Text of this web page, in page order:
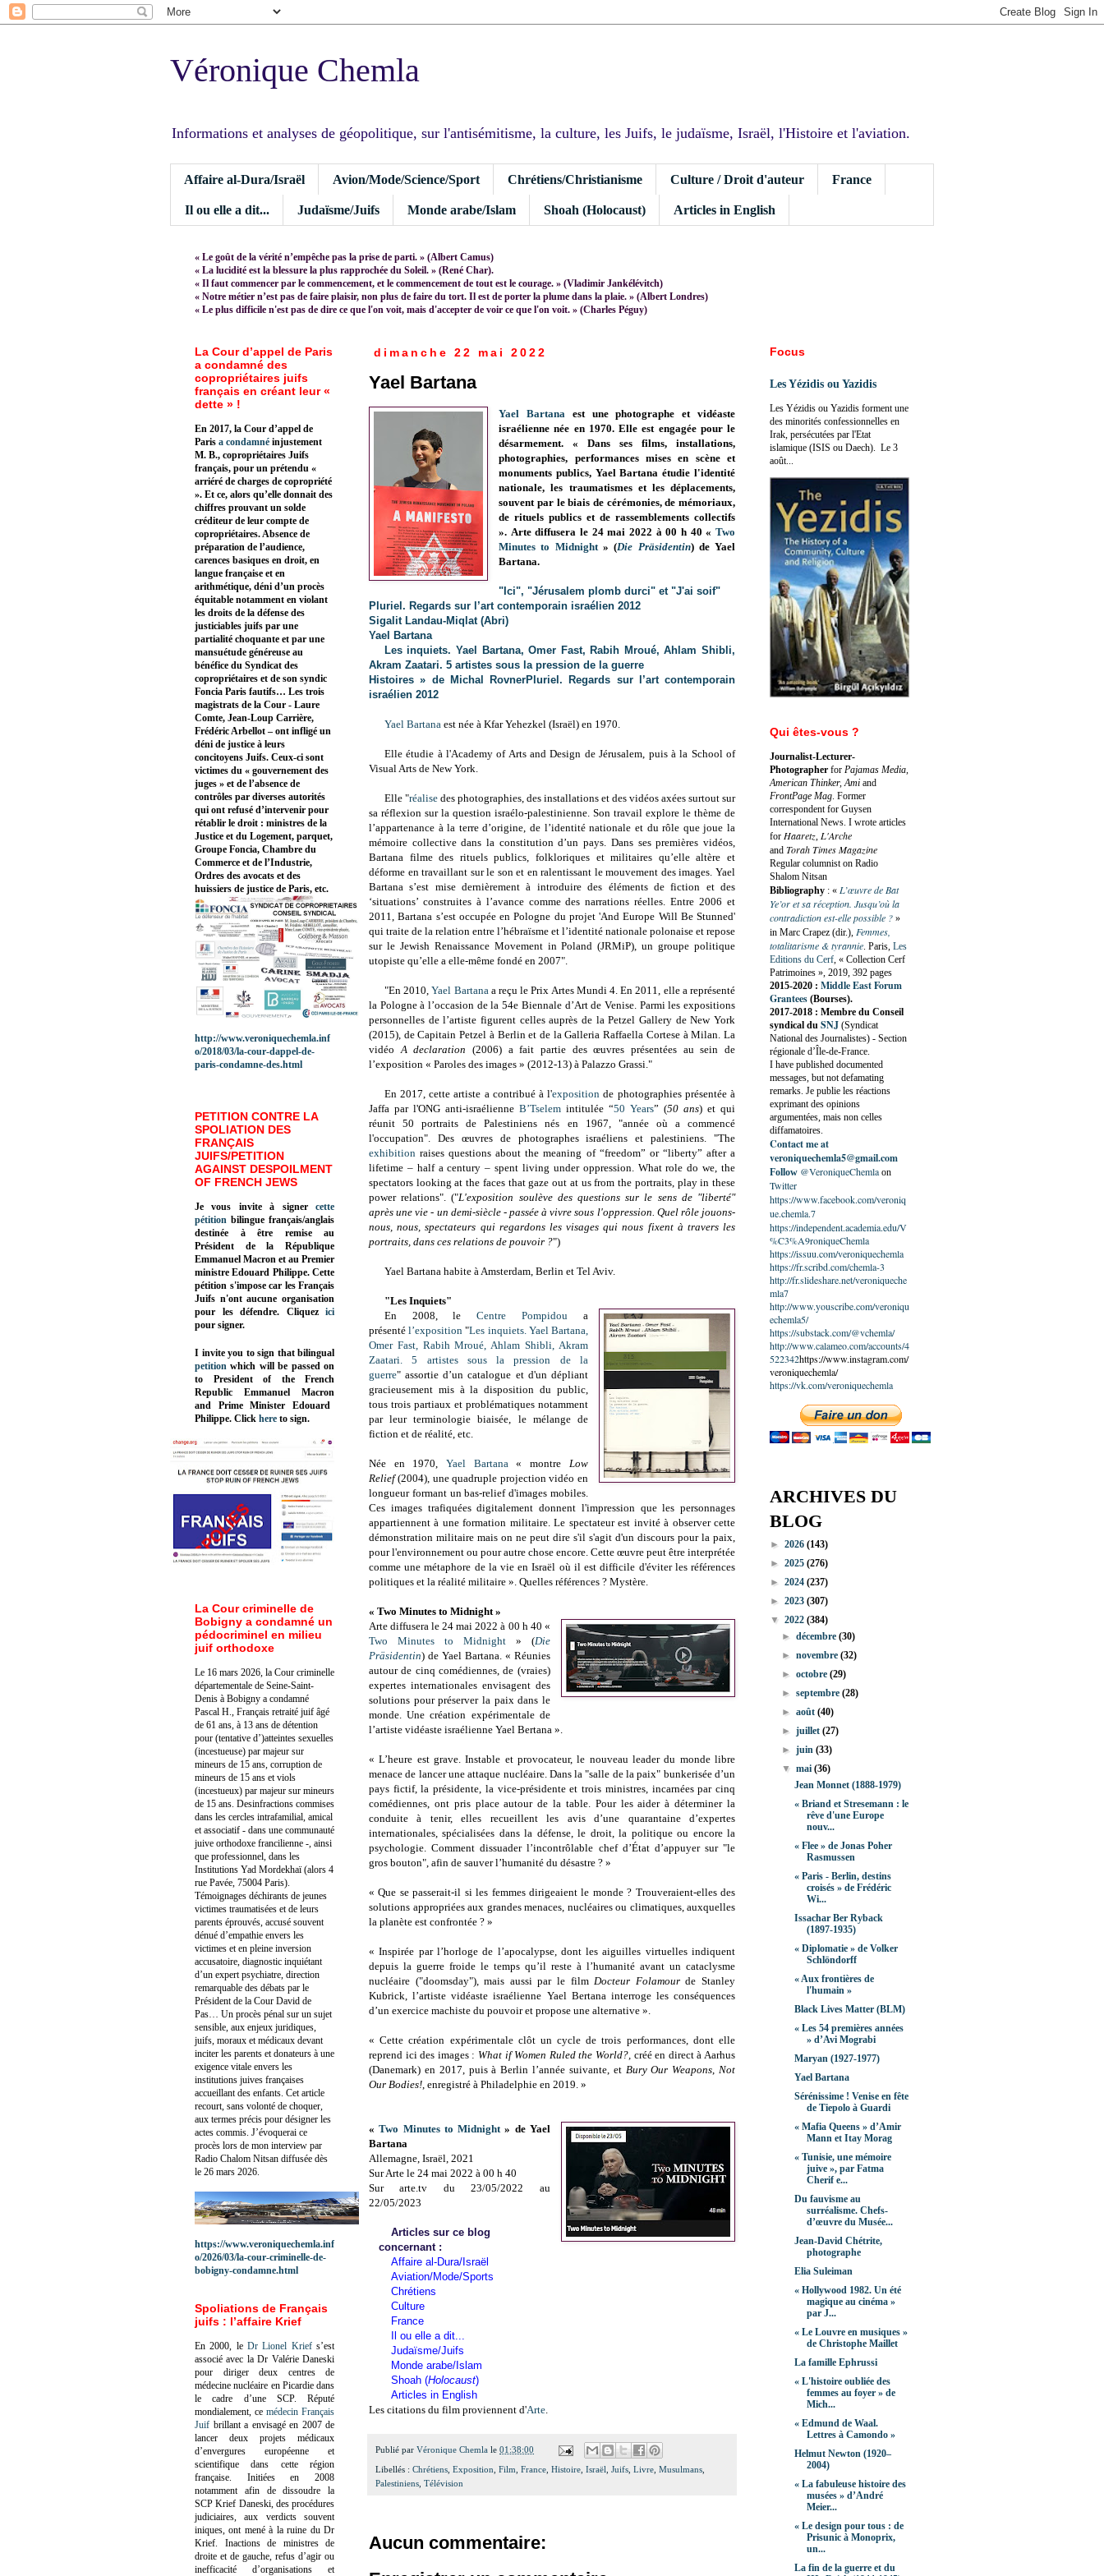
Véronique Chemla
Informations et analyses de géopolitique, sur l'antisémitisme, la culture, les Juifs, le judaïsme, Israël, l'Histoire et l'aviation.
Affaire al-Dura/Israël Avion/Mode/Science/Sport Chrétiens/Christianisme Culture / Droit d'auteur France
Il ou elle a dit... Judaïsme/Juifs Monde arabe/Islam Shoah (Holocaust) Articles in English
« Le goût de la vérité n’empêche pas la prise de parti. » (Albert Camus)
« La lucidité est la blessure la plus rapprochée du Soleil. » (René Char).
« Il faut commencer par le commencement, et le commencement de tout est le courage. » (Vladimir Jankélévitch)
« Notre métier n’est pas de faire plaisir, non plus de faire du tort. Il est de porter la plume dans la plaie. » (Albert Londres)
« Le plus difficile n'est pas de dire ce que l'on voit, mais d'accepter de voir ce que l'on voit. » (Charles Péguy)
dimanche 22 mai 2022
Yael Bartana
Yael Bartana est une photographe et vidéaste
israélienne née en 1970. Elle est engagée pour le
désarmement.« Dans ses films, installations,
photographies, performances mises en scène et
monuments publics, Yael Bartana étudie l'identité
nationale, les traumatismes et les déplacements,
souvent par le biais de cérémonies, de mémoriaux,
de rituels publics et de rassemblements collectifs
». Arte diffusera le 24 mai 2022 à 00 h 40 «Two
Minutes to Midnight» (Die Präsidentin) de Yael
Bartana.
"Ici", "Jérusalem plomb durci" et "J'ai soif"
Pluriel. Regards sur l’art contemporain israélien 2012
Sigalit Landau-Miqlat (Abri)
Yael Bartana
Les inquiets. Yael Bartana, Omer Fast, Rabih Mroué, Ahlam Shibli,
Akram Zaatari. 5 artistes sous la pression de la guerre
Histoires » de Michal RovnerPluriel. Regards sur l’art contemporain
israélien 2012
Yael Bartanaest née à Kfar Yehezkel (Israël) en 1970.
Elle étudie à l'Academy of Arts and Design de Jérusalem, puis à la School of
Visual Arts de New York.
Elle "réalisedes photographies, des installations et des vidéos axées surtout sur
sa réflexion sur la question israélo-palestinienne. Son travail explore le thème de
l’appartenance à la terre d’origine, de l’identité nationale et du rôle que joue la
mémoire collective dans la constitution d’un pays. Dans ses premières vidéos,
Bartana filme des rituels publics, folkloriques et militaires qu’elle altère et
déforme en travaillant sur le son et en ralentissant le mouvement des images. Yael
Bartana s’est mise dernièrement à introduire des éléments de fiction et des
‘situations’ construites à l’avance comme des narrations réelles. Entre 2006 et
2011, Bartana s’est occupée en Pologne du projet 'And Europe Will Be Stunned'
qui traite de la relation entre l’hébraïsme et l’identité nationale polonaise et repose
sur le Jewish Renaissance Movement in Poland (JRMiP), un groupe politique
utopiste qu’elle a elle-même fondé en 2007".
"En 2010,Yael Bartanaa reçu le Prix Artes Mundi 4. En 2011, elle a représenté
la Pologne à l’occasion de la 54e Biennale d’Art de Venise. Parmi les expositions
personnelles de l’artiste figurent celles auprès de la Petzel Gallery de New York
(2015), de Capitain Petzel à Berlin et de la Galleria Raffaella Cortese à Milan. La
vidéoA declaration (2006) a fait partie des œuvres présentées au sein de
l’exposition « Paroles des images » (2012-13) à Palazzo Grassi."
En 2017, cette artiste a contribué à l'exposition de photographies présentée à
Jaffa par l'ONG anti-israélienne B’Tselem intitulée “50 Years” (50 ans) et qui
réunit 50 portraits de Palestiniens nés en 1967, "année où a commencé
l'occupation". Des œuvres de photographes israéliens et palestiniens. "The
exhibition raises questions about the meaning of “freedom” or “liberty” after a
lifetime – half a century – spent living under oppression. What role do we, the
spectators looking at the faces that gaze out at us from the portraits, play in these
power relations". ("L'exposition soulève des questions sur le sens de "liberté"
après une vie - un demi-siècle - passée à vivre sous l'oppression. Quel rôle jouons-
nous, nous, spectateurs qui regardons les visages qui nous fixent à travers les
portraits, dans ces relations de pouvoir ?")
Yael Bartana habite à Amsterdam, Berlin et Tel Aviv.
"Les Inquiets"
En 2008, leCentre Pompidou a
présentél’exposition "Les inquiets. Yael Bartana,
Omer Fast, Rabih Mroué, Ahlam Shibli, Akram
Zaatari. 5 artistes sous la pression de la
guerre"assortie d’un catalogue et d'un dépliant
gracieusement mis à la disposition du public,
tous trois partiaux et problématiques notamment
par leur terminologie biaisée, le mélange de
fiction et de réalité, etc.
Née en 1970,Yael Bartana« montre Low
Relief(2004), une quadruple projection vidéo en
longueur formant un bas-relief d'images mobiles.
Ces images trafiquées digitalement donnent l'impression que les personnages
appartiennent à une formation militaire. Le spectateur est invité à observer cette
démonstration militaire mais on ne peut dire s'il s'agit d'un discours pour la paix,
pour l'environnement ou pour autre chose encore. Cette œuvre peut être interprétée
comme une métaphore de la vie en Israël où il est difficile d'éviter les références
politiques et la réalité militaire ». Quelles références ? Mystère.
« Two Minutes to Midnight »
Arte diffusera le 24 mai 2022 à 00 h 40 «
Two Minutes to Midnight» (Die
Präsidentin) de Yael Bartana. « Réunies
autour de cinq comédiennes, de (vraies)
expertes internationales envisagent des
solutions pour préserver la paix dans le
monde. Une création expérimentale de
l’artiste vidéaste israélienne Yael Bertana ».
« L’heure est grave. Instable et provocateur, le nouveau leader du monde libre
menace de lancer une attaque nucléaire. Dans la "salle de la paix" bunkerisée d’un
pays fictif, la présidente, la vice-présidente et trois ministres, incarnées par cinq
comédiennes, ont pris place autour de la table. Pour les aider à déterminer la
conduite à tenir, elles recueillent les avis d’une quarantaine d’expertes
internationales, spécialisées dans la défense, le droit, la politique ou encore la
psychologie. Comment dissuader l’incontrôlable chef d’État d’appuyer sur "le
gros bouton", afin de sauver l’humanité du désastre ? »
« Que se passerait-il si les femmes dirigeaient le monde ? Trouveraient-elles des
solutions appropriées aux grandes menaces, nucléaires ou climatiques, auxquelles
la planète est confrontée ? »
« Inspirée par l’horloge de l’apocalypse, dont les aiguilles virtuelles indiquent
depuis la guerre froide le temps qu’il reste à l’humanité avant un cataclysme
nucléaire ("doomsday"), mais aussi par le filmDocteur Folamourde Stanley
Kubrick, l’artiste vidéaste israélienne Yael Bertana interroge les conséquences
d’un exercice machiste du pouvoir et propose une alternative ».
« Cette création expérimentale clôt un cycle de trois performances, dont elle
reprend ici des images : What if Women Ruled the World?, créé en direct à Aarhus
(Danemark) en 2017, puis à Berlin l’année suivante, et Bury Our Weapons,Not
Our Bodies!, enregistré à Philadelphie en 2019. »
«Two Minutes to Midnight» de Yael
Bartana
Allemagne, Israël, 2021
Sur Arte le 24 mai 2022 à 00 h 40
Sur arte.tv du 23/05/2022 au
22/05/2023
Articles sur ce blog
concernant :
Affaire al-Dura/Israël
Aviation/Mode/Sports
Chrétiens
Culture
France
Il ou elle a dit...
Judaïsme/Juifs
Monde arabe/Islam
Shoah (Holocaust)
Articles in English
Les citations du film proviennent d'Arte.
Publié par Véronique Chemla le 01:38:00
Libellés : Chrétiens, Exposition, Film, France, Histoire, Israël, Juifs, Livre, Musulmans,
Palestiniens, Télévision
Aucun commentaire:
La Cour d’appel de Paris
a condamné des
copropriétaires juifs
français en créant leur «
dette » !
En 2017, la Cour d’appel de
Paris a condamné injustement
M. B., copropriétaires Juifs
français, pour un prétendu «
arriéré de charges de copropriété
». Et ce, alors qu’elle donnait des
chiffres prouvant un solde
créditeur de leur compte de
copropriétaires. Absence de
préparation de l’audience,
carences basiques en droit, en
langue française et en
arithmétique, déni d’un procès
équitable notamment en violant
les droits de la défense des
justiciables juifs par une
partialité choquante et par une
mansuétude généreuse au
bénéfice du Syndicat des
copropriétaires et de son syndic
Foncia Paris fautifs… Les trois
magistrats de la Cour - Laure
Comte, Jean-Loup Carrière,
Frédéric Arbellot – ont infligé un
déni de justice à leurs
concitoyens Juifs. Ceux-ci sont
victimes du « gouvernement des
juges » et de l’absence de
contrôles par diverses autorités
qui ont refusé d’intervenir pour
rétablir le droit : ministres de la
Justice et du Logement, parquet,
Groupe Foncia, Chambre du
Commerce et de l’Industrie,
Ordres des avocats et des
huissiers de justice de Paris, etc.
http://www.veroniquechemla.inf
o/2018/03/la-cour-dappel-de-
paris-condamne-des.html
PETITION CONTRE LA
SPOLIATION DES
FRANÇAIS
JUIFS/PETITION
AGAINST DESPOILMENT
OF FRENCH JEWS
Je vous invite à signer cette
pétition bilingue français/anglais
destinée à être remise au
Président de la République
Emmanuel Macron et au Premier
ministre Edouard Philippe. Cette
pétition s'impose car les Français
Juifs n'ont aucune organisation
pour les défendre. Cliquez
ici
pour signer.
I invite you to sign that bilingual
petition which will be passed on
to President of the French
Republic Emmanuel Macron
and Prime Minister Edouard
Philippe. Click here to sign.
La Cour criminelle de
Bobigny a condamné un
pédocriminel en milieu
juif orthodoxe
Le 16 mars 2026, la Cour criminelle
départementale de Seine-Saint-
Denis à Bobigny a condamné
Pascal H., Français retraité juif âgé
de 61 ans, à 13 ans de détention
pour (tentative d’)atteintes sexuelles
(incestueuse) par majeur sur
mineurs de 15 ans, corruption de
mineurs de 15 ans et viols
(incestueux) par majeur sur mineurs
de 15 ans. Desinfractions commises
dans les cercles intrafamilial, amical
et associatif - dans une communauté
juive orthodoxe francilienne -, ainsi
que professionnel, dans les
Institutions Yad Mordekhaï (alors 4
rue Pavée, 75004 Paris).
Témoignages déchirants de jeunes
victimes traumatisées et de leurs
parents éprouvés, accusé souvent
dénué d’empathie envers les
victimes et en pleine inversion
accusatoire, diagnostic inquiétant
d’un expert psychiatre, direction
remarquable des débats par le
Président de la Cour David de
Pas… Un procès pénal sur un sujet
sensible, aux enjeux juridiques,
juifs, moraux et médicaux devant
inciter les parents et donateurs à une
exigence vitale envers les
institutions juives françaises
accueillant des enfants. Cet article
recourt, sans volonté de choquer,
aux termes précis pour désigner les
actes commis. J’évoquerai ce
procès lors de mon interview par
Radio Chalom Nitsan diffusée dès
le 26 mars 2026.
https://www.veroniquechemla.inf
o/2026/03/la-cour-criminelle-de-
bobigny-condamne.html
Spoliations de Français
juifs : l’affaire Krief
En 2000, le Dr Lionel Kriefs’est
associé avec la Dr Valérie Daneski
pour diriger deux centres de
médecine nucléaire en Picardie dans
le cadre d’une SCP. Réputé
mondialement, ce médecin Français
Juif brillant a envisagé en 2007 de
lancer deux projets médicaux
d’envergures européenne et
scientifique dans cette région
française. Initiées en 2008
notamment afin de dissoudre la
SCP Krief Daneski, des procédures
judiciaires, aux verdicts souvent
iniques, ont mené à la ruine du Dr
Krief. Inactions de ministres de
droite et de gauche, refus d’agir ou
inefficacité d’organisations et
Focus
Les Yézidis ou Yazidis
Les Yézidis ou Yazidis forment une
des minorités confessionnelles en
Irak, persécutées par l'Etat
islamique (ISIS ou Daech). Le 3
août...
Qui êtes-vous ?
Journalist-Lecturer-
Photographer for Pajamas Media,
American Thinker, Ami and
FrontPage Mag. Former
correspondent for Guysen
International News. I wrote articles
for Haaretz, L'Arche
and Torah Times Magazine
Regular columnist on Radio
Shalom Nitsan
Bibliography : « L’œuvre de Bat
Ye’or et sa réception. Jusqu’où la
contradiction est-elle possible ? »
in Marc Crapez (dir.), Femmes,
totalitarisme & tyrannie. Paris, Les
Editions du Cerf, « Collection Cerf
Patrimoines », 2019, 392 pages
2015-2020 : Middle East Forum
Grantees (Bourses).
2017-2018 : Membre du Conseil
syndical du SNJ (Syndicat
National des Journalistes) - Section
régionale d’Île-de-France.
I have published documented
messages, but not defamating
remarks. Je publie les réactions
exprimant des opinions
argumentées, mais non celles
diffamatoires.
Contact me at
veroniquechemla5@gmail.com
Follow @VeroniqueChemlaon
Twitter
https://www.facebook.com/veroniq
ue.chemla.7
https://independent.academia.edu/V
%C3%A9roniqueChemla
https://issuu.com/veroniquechemla
https://fr.scribd.com/chemla-3
http://fr.slideshare.net/veroniqueche
mla7
http://www.youscribe.com/veroniqu
echemla5/
https://substack.com/@vchemla/
http://www.calameo.com/accounts/4
522342https://www.instagram.com/
veroniquechemla/
https://vk.com/veroniquechemla
ARCHIVES DU
BLOG
► 2026 (143)
► 2025 (276)
► 2024 (237)
► 2023 (307)
▼ 2022 (384)
►décembre(30)
►novembre(32)
►octobre(29)
►septembre(28)
►août(40)
►juillet(27)
►juin(33)
▼mai(36)
Jean Monnet (1888-1979)
« Briand et Stresemann : le
rêve d'une Europe
nouv...
« Flee » de Jonas Poher
Rasmussen
« Paris - Berlin, destins
croisés » de Frédéric
Wi...
Issachar Ber Ryback
(1897-1935)
« Diplomatie » de Volker
Schlöndorff
« Aux frontières de
l'humain »
Black Lives Matter (BLM)
« Les 54 premières années
» d’Avi Mograbi
Maryan (1927-1977)
Yael Bartana
Sérénissime ! Venise en fête
de Tiepolo à Guardi
« Mafia Queens » d’Amir
Mann et Itay Morag
« Tunisie, une mémoire
juive », par Fatma
Cherif e...
Du fauvisme au
surréalisme. Chefs-
d’œuvre du Musée...
Jean-David Chétrite,
photographe
Elia Suleiman
« Hollywood 1982. Un été
magique au cinéma »
par J...
« Le Louvre en musiques »
de Christophe Maillet
La famille Ephrussi
« L'histoire oubliée des
femmes au foyer » de
Mich...
« Edmund de Waal.
Lettres à Camondo »
Helmut Newton (1920–
2004)
« La fabuleuse histoire des
musées » d’André
Meier...
« Le design pour tous : de
Prisunic à Monoprix,
un...
La fin de la guerre et du